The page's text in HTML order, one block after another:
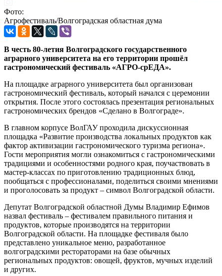
Фото:
Агрофестиваль/Волгоградская областная дума
В честь 80-летия Волгоградского государственного
аграрного университета на его территории прошёл
гастрономический фестиваль «АГРО-срЕДА».
На площадке аграрного университета был организован
гастрономический фестиваль, который начался с церемонии
открытия. После этого состоялась презентация региональных
гастрономических брендов «Сделано в Волгограде».
В главном корпусе ВолГАУ проходила дискуссионная
площадка «Развитие производства локальных продуктов как
фактор активизации гастрономического туризма региона».
Гости мероприятия могли ознакомиться с гастрономическими
традициями и особенностями родного края, поучаствовать в
мастер-классах по приготовлению традиционных блюд,
пообщаться с профессионалами, поделиться своими мнениями
и проголосовать за продукт – символ Волгоградской области.
Депутат Волгоградской областной Думы Владимир Ефимов
назвал фестиваль – фестивалем правильного питания и
продуктов, которые производятся на территории
Волгоградской области. На площадке фестиваля было
представлено уникальное меню, разработанное
волгоградскими рестораторами на базе обычных
региональных продуктов: овощей, фруктов, мучных изделий
и других.